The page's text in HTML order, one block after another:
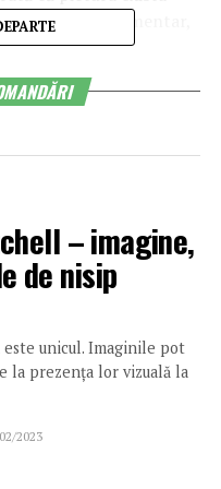
ei e suplimentar,
Am un sentiment
pe care le vedem
te gândești, așa s-a
te gândești la
„mă întorceam într-
era semiîntuneric în
de frumoasă care
avut curajul să mă
-, revăzând pe lumină
Și-a dat seama
subiect.
– imagine,
de nisip
unicul. Imaginile pot
la prezența lor vizuală la
2023